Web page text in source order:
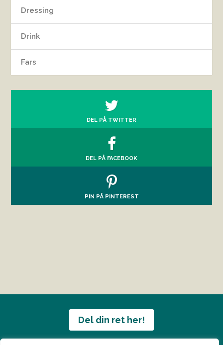
Dressing
Drink
Fars
DEL PÅ TWITTER
DEL PÅ FACEBOOK
PIN PÅ PINTEREST
Del din ret her!